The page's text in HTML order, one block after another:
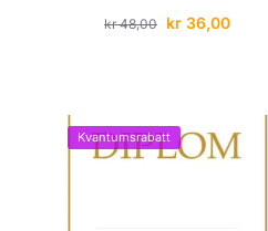
kr48,00 kr 36,00
Kvantumsrabatt